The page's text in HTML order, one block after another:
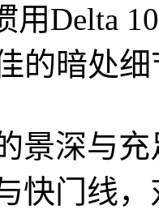
用Delta
的暗处
景深与
快门线